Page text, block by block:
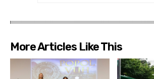
More Articles Like This